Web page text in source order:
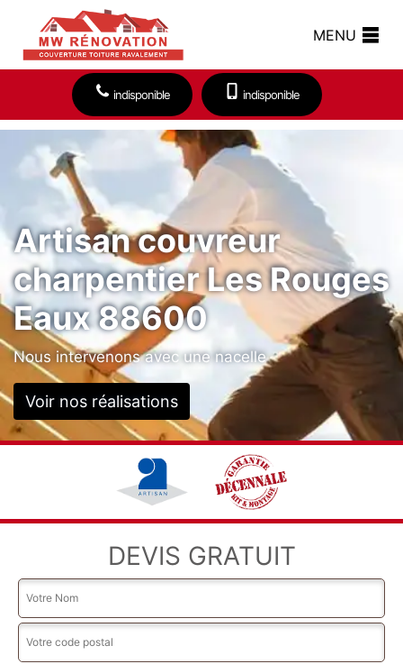
MENU
indisponible indisponible
Artisan couvreur
charpentier Les Rouges
Eaux 88600
Nous intervenons avec une nacelle
Voir nos réalisations
DEVIS GRATUIT